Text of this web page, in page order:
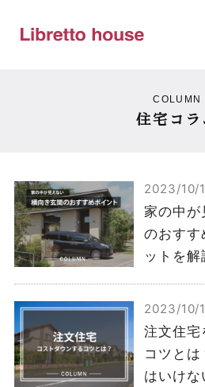
COLUMN
住宅コラ
2023/10/
家の中が
のおすす
ットを解
2023/10/
注文住宅
コツと
はいけな